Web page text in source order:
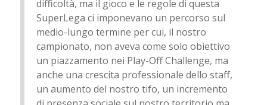
difficoltà, ma il gioco e le regole di questa
SuperLega ci imponevano un percorso sul
medio-lungo termine per cui, il nostro
campionato, non aveva come solo obiettivo
un piazzamento nei Play-Off Challenge, ma
anche una crescita professionale dello staff,
un aumento del nostro tifo, un incremento